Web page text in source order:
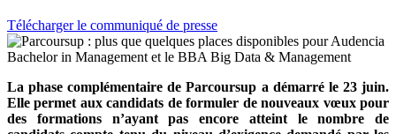
Télécharger le communiqué de presse
La phase complémentaire de Parcoursup a démarré le 23 juin.
Elle permet aux candidats de formuler de nouveaux vœux pour
des formations n’ayant pas encore atteint le nombre de